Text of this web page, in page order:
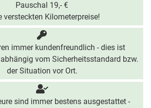
Pauschal 19,- €
versteckten Kilometerpreise!
immer kundenfreundlich - dies ist
vom Sicherheitsstandard bzw.
der Situation vor Ort.
sind immer bestens ausgestattet -